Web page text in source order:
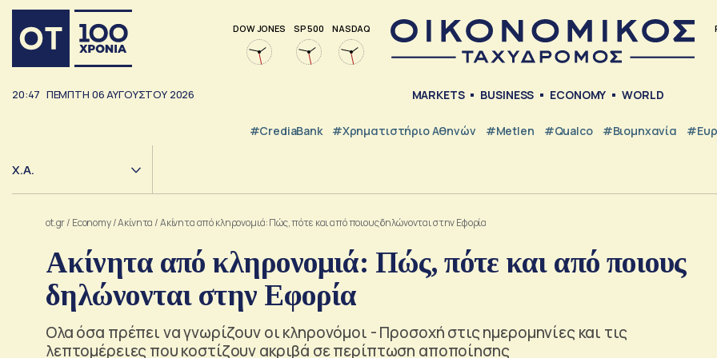
DOW JONES SP 500 NASDAQ
20:47 ΠΕΜΠΤΗ 06ΑΥΓΟΥΣΤΟΥ 2026 MARKETS BUSINESS ECONOMY WORLD
#CrediaBank #Χρηματιστήριο Αθηνών #metlen #Qualco #Βιομηχανία
Χ.Α.
ot.gr/ Economy/Ακίνητα /Ακίνητα από κληρονομιά: Πώς, πότε και από ποιους δηλώνονται στην Εφορία
Ακίνητα από κληρονομιά: Πώς, πότε και από ποιους
δηλώνονται στην Εφορία
Ολα όσα πρέπει να γνωρίζουν οι κληρονόμοι - Προσοχή στις ημερομηνίες και τις
λεπτομέρειες που κοστίζουν ακριβά σε περίπτωση αποποίησης